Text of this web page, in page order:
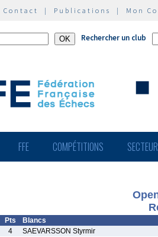
Contact | Publications | Mon
Rechercher un club
FFE COMPÉTITIONS
Pts
Blancs
4
SAEVARSSON Styrmir